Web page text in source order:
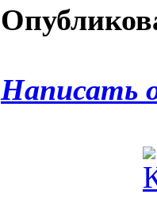
Написать